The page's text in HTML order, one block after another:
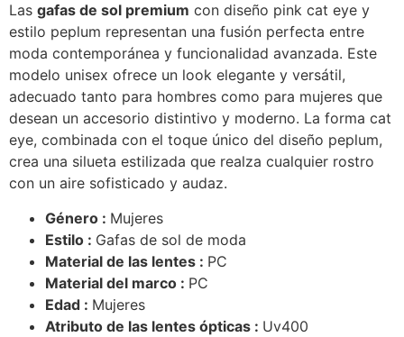
Las gafas de sol premium con diseño pink cat eye y
estilo peplum representan una fusión perfecta entre
moda contemporánea y funcionalidad avanzada. Este
modelo unisex ofrece un look elegante y versátil,
adecuado tanto para hombres como para mujeres que
desean un accesorio distintivo y moderno. La forma cat
eye, combinada con el toque único del diseño peplum,
crea una silueta estilizada que realza cualquier rostro
con un aire sofisticado y audaz.
Género : Mujeres
Estilo : Gafas de sol de moda
Material de las lentes : PC
Material del marco : PC
Edad : Mujeres
Atributo de las lentes ópticas : Uv400